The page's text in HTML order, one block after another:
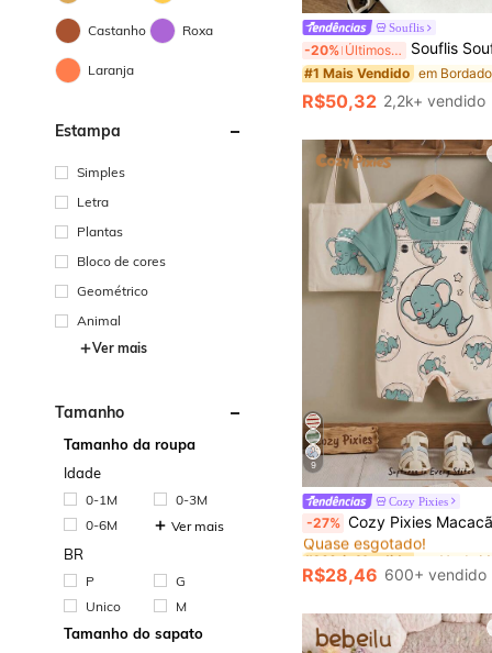
Castanho Roxa
Laranja
Estampa
Simples
Letra
Plantas
Bloco de cores
Geométrico
Animal
Ver mais
Tamanho
Tamanho da roupa
Idade
0-1M
0-3M
0-6M
Ver mais
BR
P
G
Unico
M
Tamanho do sapato
Souflis
-20% Últimos 3 dias Souflis Souflis Conjunto de 2 Peças para Bebê Menino, Camisa Polo de Manga Curta com
#1 Mais Vendido
Quase esgotado!
#1 Mais Vendido
Quase esgotado!
#1 Mais Vendido
Quase esgotado!
#1 Mais Vendido
Quase esgotado!
R$50,32 2,2k+ vendido
9
Cozy Pixies
-27% Cozy Pixies Macacão de Manga Curta com Gola Redonda, Tricotado Macio com Estampa de
#1 Mais Vendido
Quase esgotado!
#1 Mais Vendido
Quase esgotado!
#1 Mais Vendido
Quase esgotado!
#1 Mais Vendido
R$28,46 600+ vendido